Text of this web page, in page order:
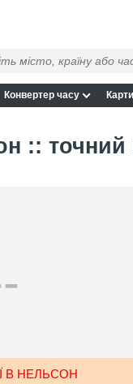
Конвертер часу Карти
:: точний
В НЕЛЬСОН